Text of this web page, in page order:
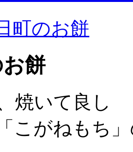
町のお餅
餅
焼いて良し
こがねもち